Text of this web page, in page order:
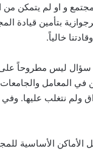
و او لم يتمكن من
بتأمين قيادة
خالياً.
سؤال ليس مطروحاً
المعامل
ولم نتغلب عليها.
الأماكن الأساسية